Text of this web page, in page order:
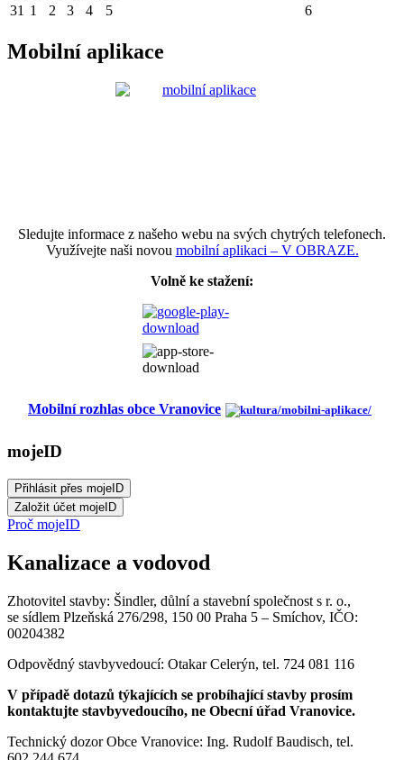
31 1 2 3 4 5 6
Mobilní aplikace
Sledujte informace z našeho webu na svých chytrých telefonech.
Využívejte naši novou mobilní aplikaci – V OBRAZE.
Volně ke stažení:
Mobilní rozhlas obce Vranovice
mojeID
Proč mojeID
Kanalizace a vodovod
Zhotovitel stavby: Šindler, důlní a stavební společnost s r. o.,
se sídlem Plzeňská 276/298, 150 00 Praha 5 – Smíchov, IČO:
00204382
Odpovědný stavbyvedoucí: Otakar Celerýn, tel. 724 081 116
V případě dotazů týkajících se probíhající stavby prosím
kontaktujte stavbyvedoucího, ne Obecní úřad Vranovice.
Technický dozor Obce Vranovice: Ing. Rudolf Baudisch, tel.